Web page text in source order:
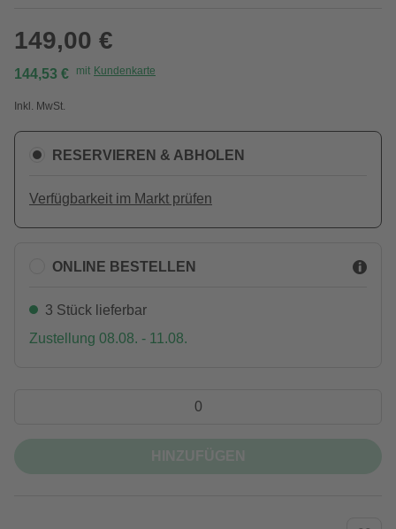
149,00 €
144,53 € mit Kundenkarte
Inkl. MwSt.
RESERVIEREN & ABHOLEN
Verfügbarkeit im Markt prüfen
ONLINE BESTELLEN
3 Stück lieferbar
Zustellung 08.08. - 11.08.